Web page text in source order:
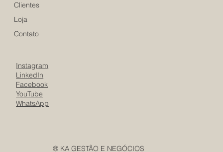
Clientes
Loja
Contato
Instagram
LinkedIn
Facebook
YouTube
WhatsApp
® KA GESTÃO E NEGÓCIOS